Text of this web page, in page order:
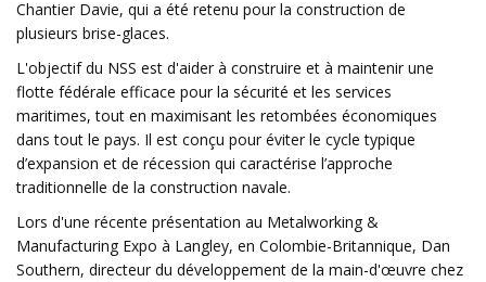
Chantier Davie, qui a été retenu pour la construction de
plusieurs brise-glaces.
L'objectif du NSS est d'aider à construire et à maintenir une
flotte fédérale efficace pour la sécurité et les services
maritimes, tout en maximisant les retombées économiques
dans tout le pays. Il est conçu pour éviter le cycle typique
d’expansion et de récession qui caractérise l’approche
traditionnelle de la construction navale.
Lors d'une récente présentation au Metalworking &
Manufacturing Expo à Langley, en Colombie-Britannique, Dan
Southern, directeur du développement de la main-d'œuvre chez